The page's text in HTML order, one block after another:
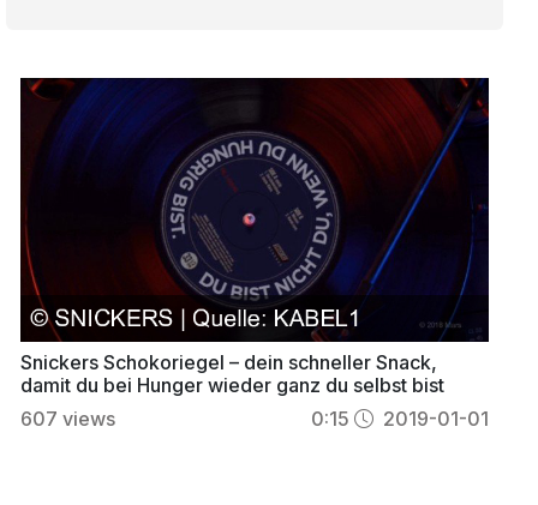
Snickers Schokoriegel – dein schneller Snack,
damit du bei Hunger wieder ganz du selbst bist
607 views 0:15 2019-01-01